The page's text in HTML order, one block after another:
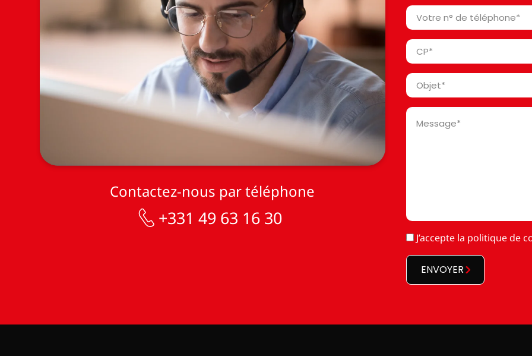
Contactez-nous par téléphone
+331 49 63 16 30
*
Votre
n°
de
téléphone
Code
Postal
*
Objet
*
Message
RGPD
J’accepte la politique de
ENVOYER